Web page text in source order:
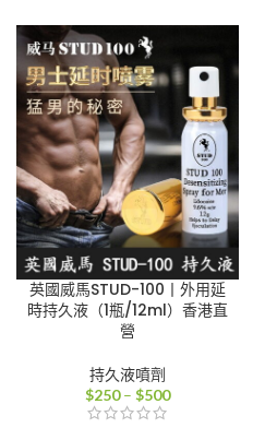
英國威馬STUD-100丨外用延
時持久液（1瓶/12ml）香港直
營
持久液噴劑
$250 – $500價